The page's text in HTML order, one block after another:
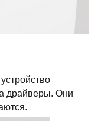
драйверы. Они